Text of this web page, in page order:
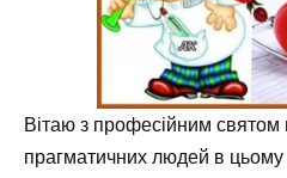
Вітаю з професійним святом
прагматичних людей в цьому